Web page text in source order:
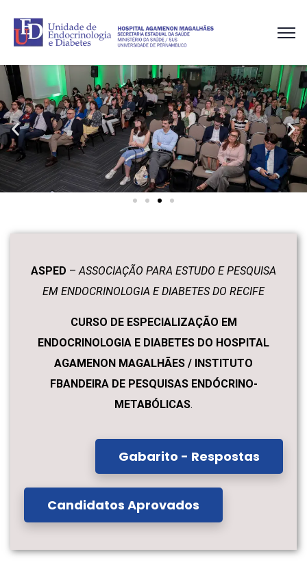
ASPED –ASSOCIAÇÃO PARA ESTUDO E PESQUISA
EM ENDOCRINOLOGIA E DIABETES DO RECIFE
CURSO DE ESPECIALIZAÇÃO EM
ENDOCRINOLOGIA E DIABETES DO HOSPITAL
AGAMENON MAGALHÃES / INSTITUTO
FBANDEIRA DE PESQUISAS ENDÓCRINO-
METABÓLICAS.
Gabarito - Respostas
Candidatos Aprovados